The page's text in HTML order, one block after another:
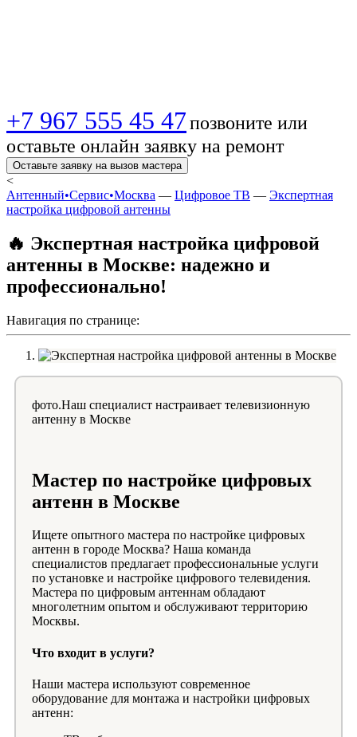
+7 967 555 45 47позвоните или
оставьте онлайн заявку на ремонт
Оставьте заявку на вызов мастера
<
Антенный•Сервис•Москва — Цифровое ТВ — Экспертная
настройка цифровой антенны
🔥 Экспертная настройка цифровой
антенны в Москве: надежно и
профессионально!
Навигация по странице:
фото.Наш специалист настраивает телевизионную
антенну в Москве
Мастер по настройке цифровых
антенн в Москве
Ищете опытного мастера по настройке цифровых
антенн в городе Москва? Наша команда
специалистов предлагает профессиональные услуги
по установке и настройке цифрового телевидения.
Мастера по цифровым антеннам обладают
многолетним опытом и обслуживают территорию
Москвы.
Что входит в услуги?
Наши мастера используют современное
оборудование для монтажа и настройки цифровых
антенн: